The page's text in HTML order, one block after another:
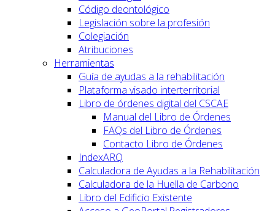
Código deontológico
Legislación sobre la profesión
Colegiación
Atribuciones
Herramientas
Guía de ayudas a la rehabilitación
Plataforma visado interterritorial
Libro de órdenes digital del CSCAE
Manual del Libro de Órdenes
FAQs del Libro de Órdenes
Contacto Libro de Órdenes
IndexARQ
Calculadora de Ayudas a la Rehabilitación
Calculadora de la Huella de Carbono
Libro del Edificio Existente